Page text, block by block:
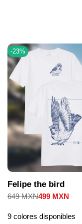
-23%
Felipe the bird
Precio
649 MXNPrecio
499 MXN
9 colores disponibles